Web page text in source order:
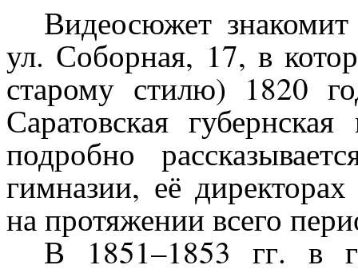
Видеосюжет
ул. Соборная, 17, в
старому стилю) 1820
Саратовская
подробно
гимназии, её
на протяжении всего
В 1851–1853 гг. в